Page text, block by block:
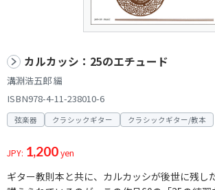
カルカッシ：25のエチュード
溝淵浩五郎 編
ISBN978-4-11-238010-6
弦楽器 クラシックギター クラシックギター/教本
JPY: 1,200yen
ギター教則本と共に、カルカッシが後世に残し